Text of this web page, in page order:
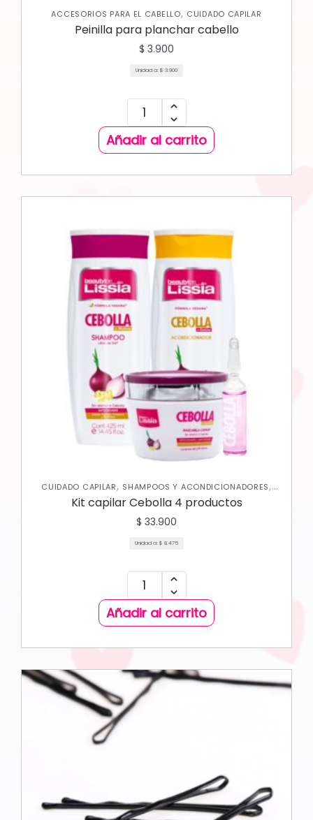
ACCESORIOS PARA EL CABELLO, CUIDADO CAPILAR
Peinilla para planchar cabello
$ 3.900
Unidad a: $ 3.900
Añadir al carrito
CUIDADO CAPILAR, SHAMPOOS Y ACONDICIONADORES,
TRATAMIENTOS CAPILARES
Kit capilar Cebolla 4 productos
$ 33.900
Unidad a: $ 8.475
Añadir al carrito